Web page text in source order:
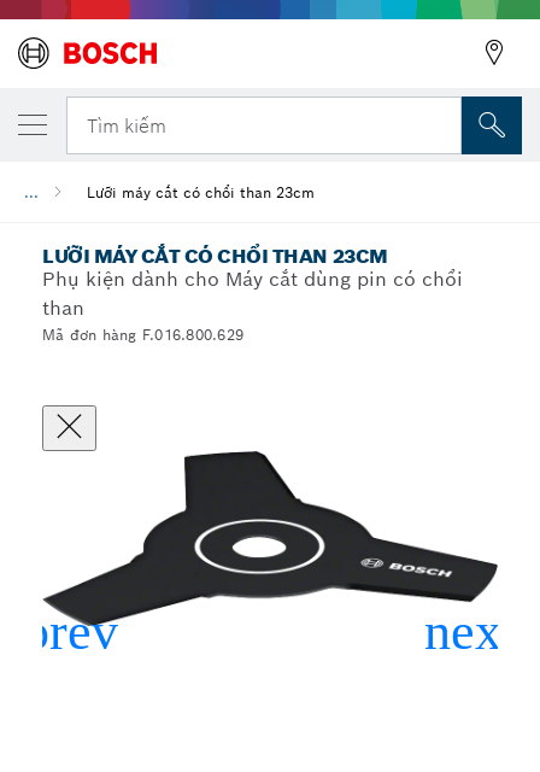
Tìm kiếm
... Lưỡi máy cắt có chổi than 23cm
LƯỠI MÁY CẮT CÓ CHỔI THAN 23CM
Phụ kiện dành cho Máy cắt dùng pin có chổi
than
Mã đơn hàng F.016.800.629